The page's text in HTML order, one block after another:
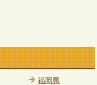
福岡県